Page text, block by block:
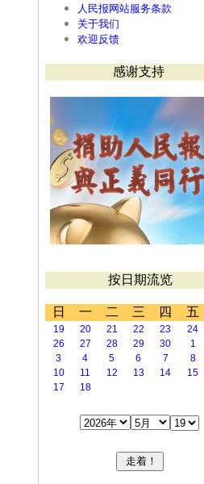
人民报网站服务条款
关于我们
欢迎反馈
感谢支持
按日期流览
日 一 二 三 四 五
19 20 21 22 23 24
26
27 28 29 30 1
3
4 5 6 7 8
10
11 12 13 14 15
17
18